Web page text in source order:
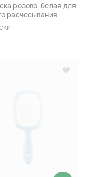
розово-белая для
расчесывания
Superbrush